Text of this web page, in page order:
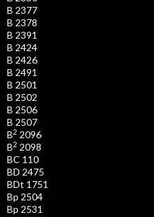
B 2377
B 2378
B 2391
B 2424
B 2426
B 2491
B 2501
B 2502
B 2506
B 2507
B2 2096
B2 2098
BC 110
BD 2475
BDt 1751
Bp 2504
Bp 2531